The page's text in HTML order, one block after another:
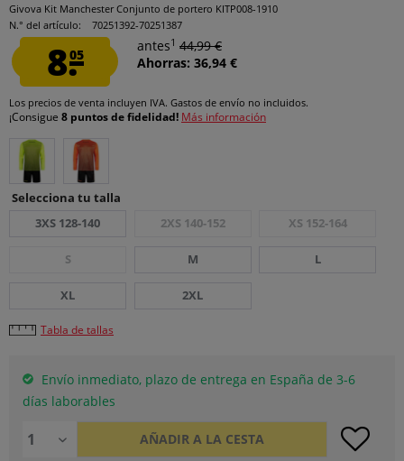
Givova Kit Manchester Conjunto de portero KITP008-1910
N.° del artículo:
70251392-70251387
8.05
antes1 44,99 €
Ahorras: 36,94 €
Los precios de venta incluyen IVA. Gastos de envío no incluidos.
¡Consigue 8 puntos de fidelidad! Más información
Selecciona tu talla
3XS 128-140
2XS 140-152 XS 152-164
S M L
XL 2XL
Tabla de tallas
Envío inmediato, plazo de entrega en España de 3-6
días laborables
AÑADIR A LA CESTA